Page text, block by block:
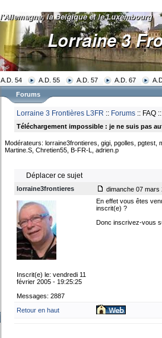
A.D. 54 A.D. 55 A.D. 57 A.D. 67
Forums
Lorraine 3 Frontières L3FR :: Forums :: FAQ
Téléchargement impossible : je ne suis pas
Modérateurs: lorraine3frontieres, gigi, pgolles, pgtest,
Martine.S, Chretien55, B-FR-L, adrien.p
Déplacer ce sujet
lorraine3frontieres dimanche 07 mars
Inscrit(e) le: vendredi 11
février 2005 - 19:25:25
Messages: 2887
En effet vous êtes
inscrit(e) ?
Donc inscrivez-vous
Retour en haut